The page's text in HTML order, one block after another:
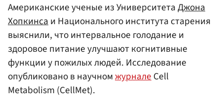
Американские ученые из УниверситетаДжона
Хопкинсаи Национального института старения
выяснили, что интервальное голодание и
здоровое питание улучшают когнитивные
функции у пожилых людей. Исследование
опубликовано в научномжурналеCell
Metabolism (CellMet).